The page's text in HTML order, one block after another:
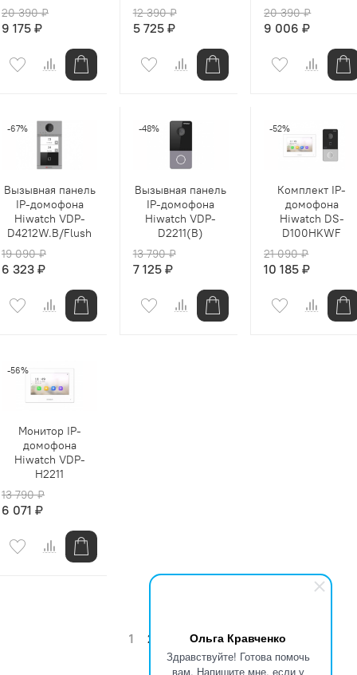
Ольга Кравченко
Здравствуйте! Готова помочь
вам. Напишите мне, если у
20 390 ₽
9 175 ₽
12 390 ₽
5 725 ₽
20 390 ₽
9 006 ₽
-67%
Вызывная панель
IP-домофона
Hiwatch VDP-
D4212W.B/Flush
19 090 ₽
6 323 ₽
-48%
Вызывная панель
IP-домофона
Hiwatch VDP-
D2211(B)
13 790 ₽
7 125 ₽
-52%
Комплект IP-
домофона
Hiwatch DS-
D100HKWF
21 090 ₽
10 185 ₽
-56%
Монитор IP-
домофона
Hiwatch VDP-
H2211
13 790 ₽
6 071 ₽
1 2 4